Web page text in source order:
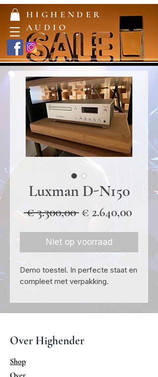
HIGHENDER
AUDIO
Luxman D-N150
€ 3.300,00 Normale
€ 2.640,00
Niet op voorraad
Demo toestel. In perfecte staat en
compleet met verpakking.
Over Highender
Shop